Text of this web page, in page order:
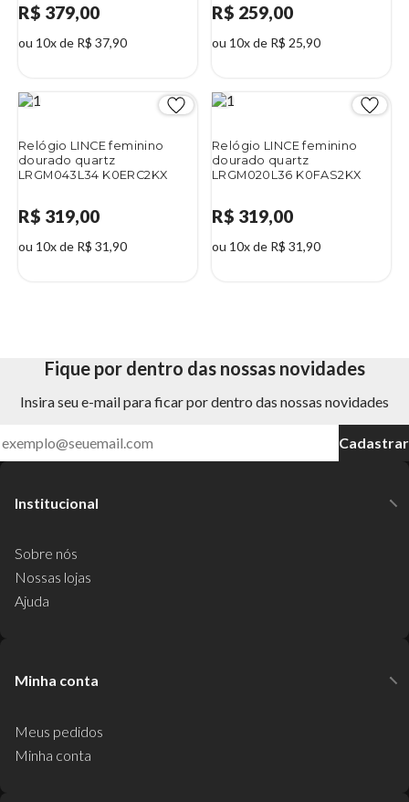
R$ 379,00
ou 10x de R$ 37,90
R$ 259,00
ou 10x de R$ 25,90
Relógio LINCE feminino
dourado quartz
LRGM043L34 K0ERC2KX
R$ 319,00
ou 10x de R$ 31,90
Relógio LINCE feminino
dourado quartz
LRGM020L36 K0FAS2KX
R$ 319,00
ou 10x de R$ 31,90
Fique por dentro das nossas novidades
Insira seu e-mail para ficar por dentro das nossas novidades
Cadastrar
Institucional
Sobre nós
Nossas lojas
Ajuda
Minha conta
Meus pedidos
Minha conta